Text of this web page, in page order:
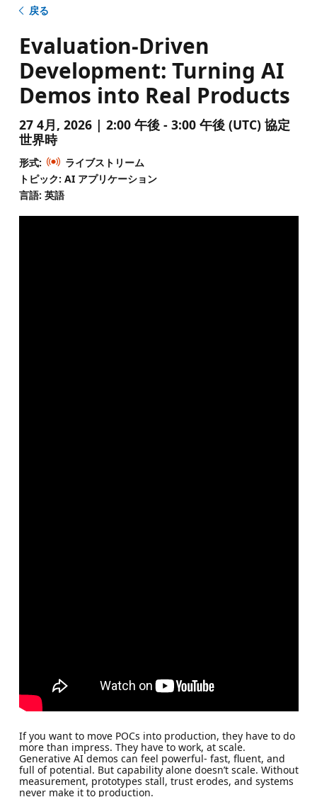
戻る
Evaluation-Driven
Development: Turning AI
Demos into Real Products
27 4月, 2026 | 2:00 午後 - 3:00 午後 (UTC) 協定
世界時
形式:
ライブストリーム
トピック: AI アプリケーション
言語: 英語
If you want to move POCs into production, they have to do
more than impress. They have to work, at scale.
Generative AI demos can feel powerful- fast, fluent, and
full of potential. But capability alone doesn’t scale. Without
measurement, prototypes stall, trust erodes, and systems
never make it to production.